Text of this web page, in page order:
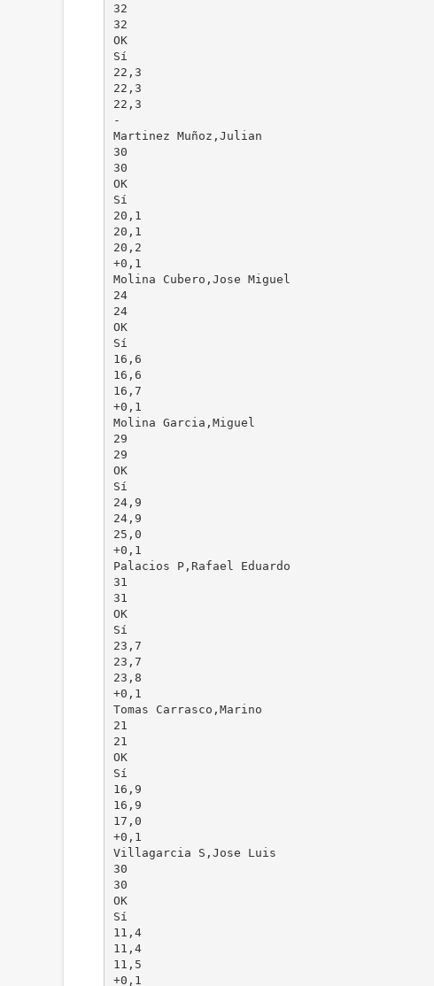
32
32
OK
Sí
22,3
22,3
22,3
-
Martinez Muñoz,Julian
30
30
OK
Sí
20,1
20,1
20,2
+0,1
Molina Cubero,Jose Miguel
24
24
OK
Sí
16,6
16,6
16,7
+0,1
Molina Garcia,Miguel
29
29
OK
Sí
24,9
24,9
25,0
+0,1
Palacios P,Rafael Eduardo
31
31
OK
Sí
23,7
23,7
23,8
+0,1
Tomas Carrasco,Marino
21
21
OK
Sí
16,9
16,9
17,0
+0,1
Villagarcia S,Jose Luis
30
30
OK
Sí
11,4
11,4
11,5
+0,1